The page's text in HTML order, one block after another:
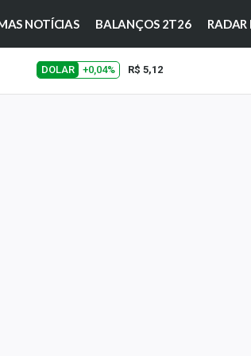
NOTÍCIAS BALANÇOS 2T26 RADAR
DOLAR +0,04% R$ 5,12